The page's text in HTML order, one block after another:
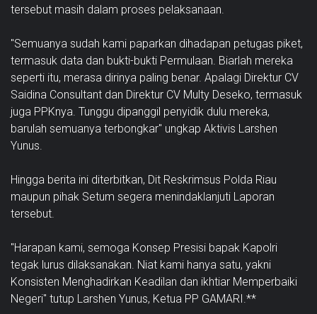
tersebut masih dalam proses pelaksanaan.
"Semuanya sudah kami paparkan dihadapan petugas piket,
termasuk data dan bukti-bukti Permulaan. Biarlah mereka
seperti itu, merasa dirinya paling benar. Apalagi Direktur CV
Saidina Consultant dan Direktur CV Multy Deseko, termasuk
juga PPKnya. Tunggu dipanggil penyidik dulu mereka,
barulah semuanya terbongkar" ungkap Aktivis Larshen
Yunus.
Hingga berita ini diterbitkan, Dit Reskrimsus Polda Riau
maupun pihak Setum segera menindaklanjuti Laporan
tersebut.
"Harapan kami, semoga Konsep Presisi bapak Kapolri
tegak lurus dilaksanakan. Niat kami hanya satu, yakni
Konsisten Menghadirkan Keadilan dan ikhtiar Memperbaiki
Negeri" tutup Larshen Yunus, Ketua PP GAMARI.**